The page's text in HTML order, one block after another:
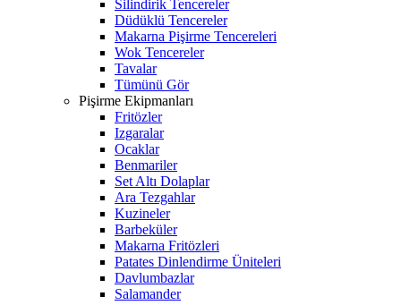
Silindirik Tencereler
Düdüklü Tencereler
Makarna Pişirme Tencereleri
Wok Tencereler
Tavalar
Tümünü Gör
Pişirme Ekipmanları
Fritözler
Izgaralar
Ocaklar
Benmariler
Set Altı Dolaplar
Ara Tezgahlar
Kuzineler
Barbeküler
Makarna Fritözleri
Patates Dinlendirme Üniteleri
Davlumbazlar
Salamander